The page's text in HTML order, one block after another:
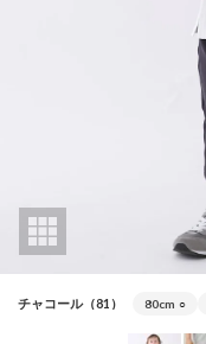
チャコール（81） 80cm ○